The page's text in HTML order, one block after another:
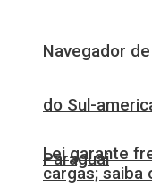
Navegador
do Sul-
Paraguai
Lei garante
cargas; saiba